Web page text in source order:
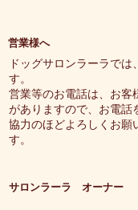
営業様へ
ドッグサロンラーラで
す。
営業等のお電話は、お客
がありますので、お電話
協力のほどよろしくお願
す。
ド
サロンラーラ オーナ